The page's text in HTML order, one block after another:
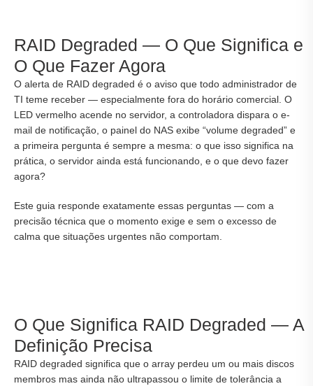
RAID Degraded — O Que Significa e
O Que Fazer Agora
O alerta de RAID degraded é o aviso que todo administrador de
TI teme receber — especialmente fora do horário comercial. O
LED vermelho acende no servidor, a controladora dispara o e-
mail de notificação, o painel do NAS exibe “volume degraded” e
a primeira pergunta é sempre a mesma: o que isso significa na
prática, o servidor ainda está funcionando, e o que devo fazer
agora?
Este guia responde exatamente essas perguntas — com a
precisão técnica que o momento exige e sem o excesso de
calma que situações urgentes não comportam.
O Que Significa RAID Degraded — A
Definição Precisa
RAID degraded significa que o array perdeu um ou mais discos
membros mas ainda não ultrapassou o limite de tolerância a